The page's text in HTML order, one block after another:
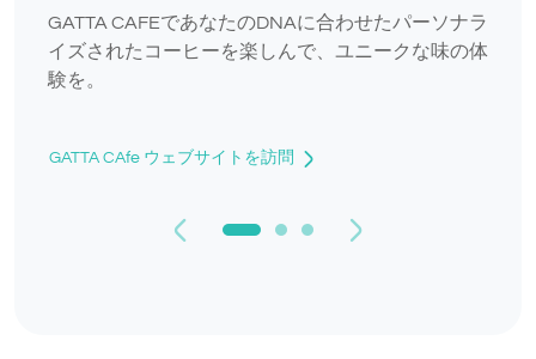
GATTA CAFEであなたのDNAに合わせたパーソナラ
イズされたコーヒーを楽しんで、ユニークな味の体
験を。
GATTA CAfe ウェブサイトを訪問
Previous Next